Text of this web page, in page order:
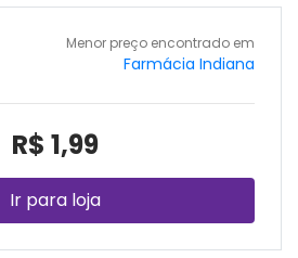
Menor preço encontrado em
Farmácia Indiana
R$ 1,99
Ir para loja